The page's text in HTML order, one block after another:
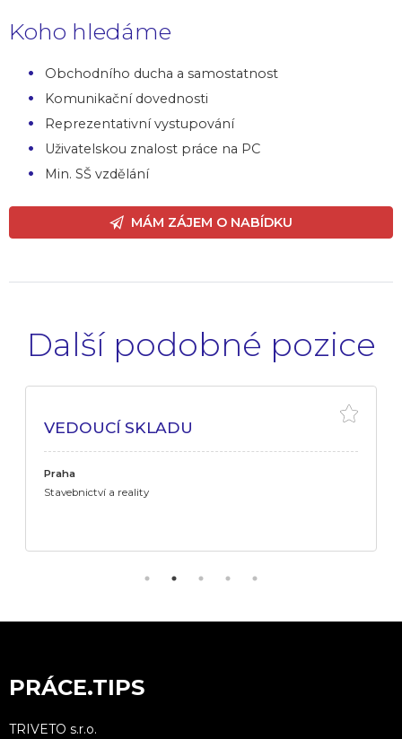
Koho hledáme
Obchodního ducha a samostatnost
Komunikační dovednosti
Reprezentativní vystupování
Uživatelskou znalost práce na PC
Min. SŠ vzdělání
MÁM ZÁJEM O NABÍDKU
Další podobné pozice
VEDOUCÍ SKLADU
Praha
Stavebnictví a reality
PRÁCE.TIPS
TRIVETO s.r.o.